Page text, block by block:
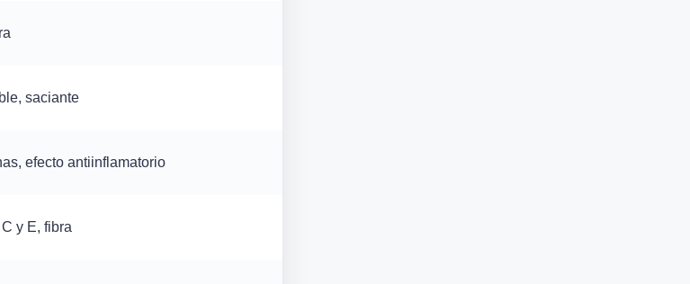
saciante
efecto antiinflamatorio
y E, fibra